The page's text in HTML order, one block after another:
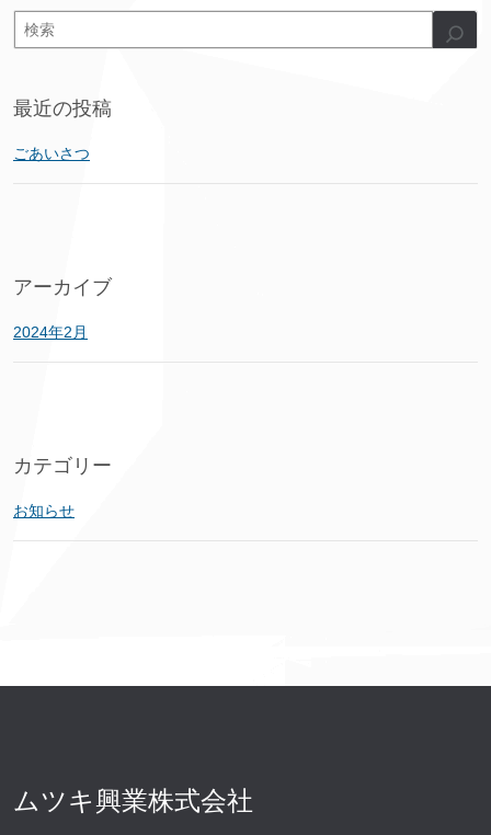
最近の投稿
ごあいさつ
アーカイブ
2024年2月
カテゴリー
お知らせ
ムツキ興業株式会社